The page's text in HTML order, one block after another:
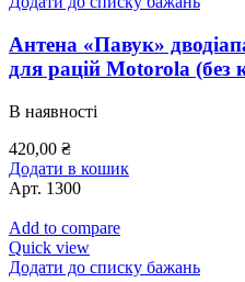
Антена «Павук»
для рацій Motorola (без
В наявності
420,00 ₴
Додати в кошик
Арт. 1300
Add to compare
Quick view
Додати до списку бажань